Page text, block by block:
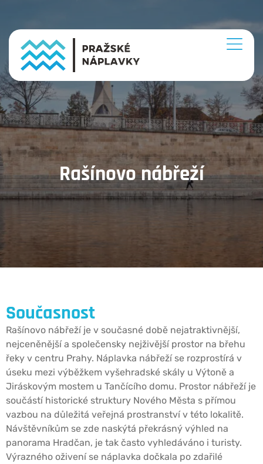
Rašínovo nábřeží
Současnost
Rašínovo nábřeží je v současné době nejatraktivnější,
nejceněnější a společensky nejživější prostor na břehu
řeky v centru Prahy. Náplavka nábřeží se rozprostírá v
úseku mezi výběžkem vyšehradské skály u Výtoně a
Jiráskovým mostem u Tančícího domu. Prostor nábřeží je
součástí historické struktury Nového Města s přímou
vazbou na důležitá veřejná prostranství v této lokalitě.
Návštěvníkům se zde naskýtá překrásný výhled na
panorama Hradčan, je tak často vyhledáváno i turisty.
Výrazného oživení se náplavka dočkala po zdařilé